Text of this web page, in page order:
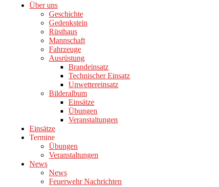
Über uns
Geschichte
Gedenkstein
Rüsthaus
Mannschaft
Fahrzeuge
Ausrüstung
Brandeinsatz
Technischer Einsatz
Unwettereinsatz
Bilderalbum
Einsätze
Übungen
Veranstaltungen
Einsätze
Termine
Übungen
Veranstaltungen
News
News
Feuerwehr Nachrichten